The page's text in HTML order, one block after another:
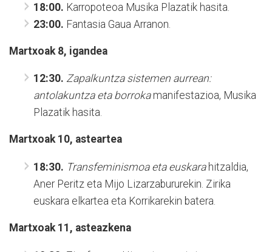
18:00. Karropoteoa Musika Plazatik hasita.
23:00. Fantasia Gaua Arranon.
Martxoak 8, igandea
12:30. Zapalkuntza sistemen aurrean:
antolakuntza eta borroka manifestazioa, Musika
Plazatik hasita.
Martxoak 10, asteartea
18:30. Transfeminismoa eta euskara hitzaldia,
Aner Peritz eta Mijo Lizarzabururekin. Zirika
euskara elkartea eta Korrikarekin batera.
Martxoak 11, asteazkena